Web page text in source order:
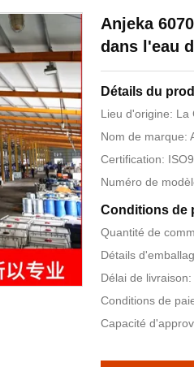
Anjeka
dans l'eau
Détails du
Lieu d'origine: La
Nom de marque:
Certification:
Numéro de
Conditions de
Quantité de
Détails
Délai de
Conditions de
Capacité